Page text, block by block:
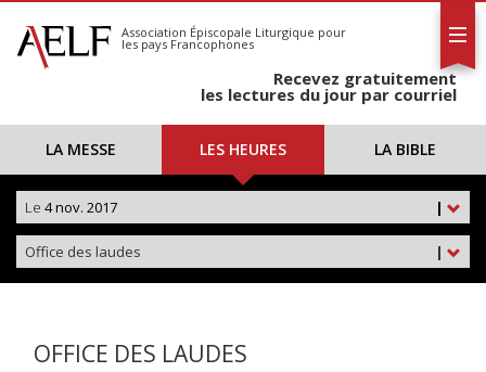
S'abonner
Calendrier
Association Épiscopale Liturgique pour
les pays Francophones
Recevez gratuitement
les lectures du jour par courriel
LA MESSE LES HEURES LA BIBLE
|
Le 4 nov. 2017
|
Office des laudes
OFFICE DES LAUDES